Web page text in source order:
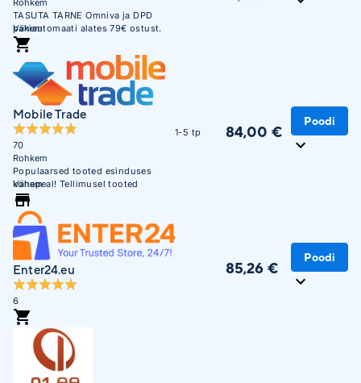
Rohkem
TASUTA TARNE Omniva ja DPD
pakiautomaati alates 79€ ostust.
Soodne järelmaks. Krediitkaardiga
makse võimalus. Üle 450 000
täidetud tellimuse. Usaldusväärne
veebikaubamaja juba aastast 2003.
Vähem
Mobile Trade
70
Rohkem
Populaarsed tooted esinduses
kohapeal! Tellimusel tooted
saabuvad esindusse 1-5
tööpäevaga!
Vähem
1-5 tp 84,00 €
Poodi
Enter24.eu
6
85,26 €
Poodi